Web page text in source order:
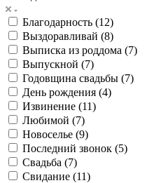
Благодарность (12)
Выздоравливай (8)
Выписка из роддома (7)
Выпускной (7)
Годовщина свадьбы (7)
День рождения (4)
Извинение (11)
Любимой (7)
Новоселье (9)
Последний звонок (5)
Свадьба (7)
Свидание (11)